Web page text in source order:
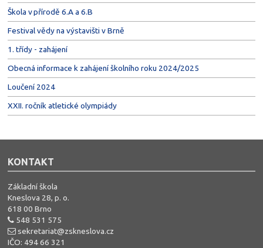
Škola v přírodě 6.A a 6.B
Festival vědy na výstavišti v Brně
1. třídy - zahájení
Obecná informace k zahájení školního roku 2024/2025
Loučení 2024
XXII. ročník atletické olympiády
KONTAKT
Základní škola
Kneslova 28, p. o.
618 00 Brno
548 531 575
sekretariat@zskneslova.cz
IČO: 494 66 321